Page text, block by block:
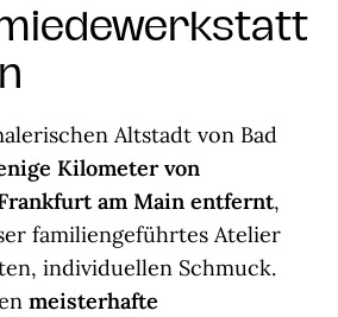
Altstadt von Bad
Kilometer von
am Main entfernt,
familiengeführtes Atelier
individuellen Schmuck.
meisterhafte